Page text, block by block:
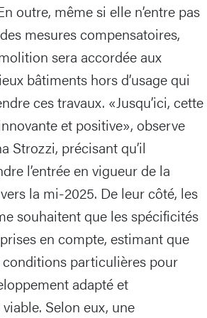
outre, même si elle n’entre pas
mesures compensatoires,
sera accordée aux
bâtiments hors d’usage qui
ces travaux. «Jusqu’ici, cette
et positive», observe
Strozzi, précisant qu’il
l’entrée en vigueur de la
la mi-2025. De leur côté, les
souhaitent que les spécificités
en compte, estimant que
particulières pour
adapté et
Selon eux, une